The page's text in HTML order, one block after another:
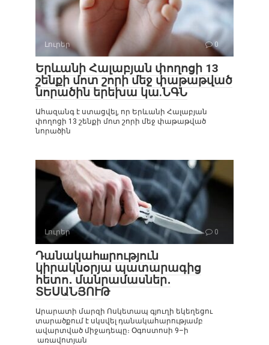
Լուրեր 0
Երևանի Հալաբյան փողոցի 13
շենքի մոտ շորի մեջ փաթաթված
նորածին երեխա կա.ՆԳՆ
Ահազանգ է ստացվել, որ Երևանի Հալաբյան
փողոցի 13 շենքի մոտ շորի մեջ փաթաթված
նորածին
Լուրեր 0
Դանակահшրություն
կիրակնօրյա պատարագից
հետո․ մանրամասներ․
ՏԵՍԱՆՅՈՒԹ
Արարատի մարզի Ոսկետապ գյուղի եկեղեցու
տարածքում է սկսվել դանակահարությամբ
ավարտված միջադեպը։ Օգոստոսի 9–ի
առավոտյան